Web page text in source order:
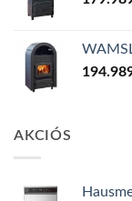
AKCIÓS